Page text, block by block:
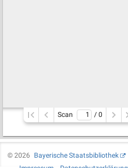
Scan / 0
©2026
Bayerische Staatsbibliothek